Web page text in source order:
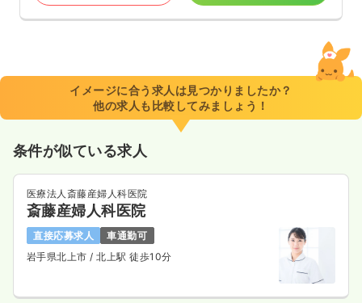
イメージに合う求人は見つかりましたか？
他の求人も比較してみましょう！
条件が似ている求人
医療法人斎藤産婦人科医院
斎藤産婦人科医院
直接応募求人
車通勤可
岩手県北上市 / 北上駅 徒歩10分